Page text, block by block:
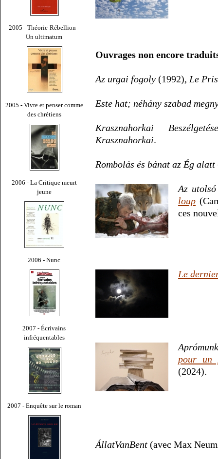
2005 - Théorie-Rébellion -
Un ultimatum
2005 - Vivre et penser comme
des chrétiens
2006 - La Critique meurt
jeune
2006 - Nunc
2007 - Écrivains
infréquentables
2007 - Enquête sur le roman
Ouvrages non encore
Az urgai fogoly (1992), Le
Este hat; néhány szabad
Krasznahorkai
Krasznahorkai.
Rombolás és bánat az Ég alatt
Az
loup
ces
Le
pour un
(2024).
ÁllatVanBent (avec Max